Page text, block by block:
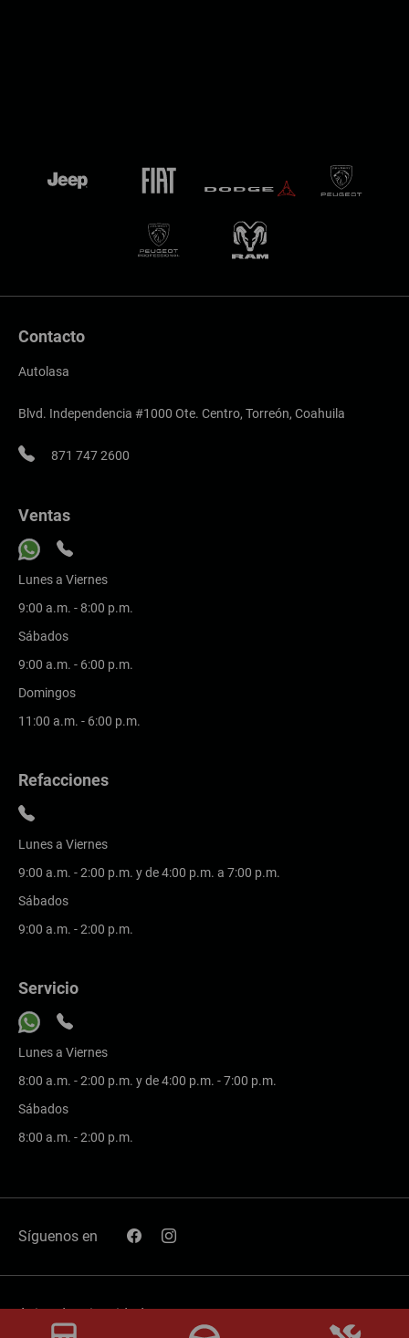
Contacto
Autolasa
Blvd. Independencia #1000 Ote. Centro, Torreón, Coahuila
871 747 2600
Ventas
Lunes a Viernes
9:00 a.m. - 8:00 p.m.
Sábados
9:00 a.m. - 6:00 p.m.
Domingos
11:00 a.m. - 6:00 p.m.
Refacciones
Lunes a Viernes
9:00 a.m. - 2:00 p.m. y de 4:00 p.m. a 7:00 p.m.
Sábados
9:00 a.m. - 2:00 p.m.
Servicio
Lunes a Viernes
8:00 a.m. - 2:00 p.m. y de 4:00 p.m. - 7:00 p.m.
Sábados
8:00 a.m. - 2:00 p.m.
Síguenos en
Aviso de privacidad